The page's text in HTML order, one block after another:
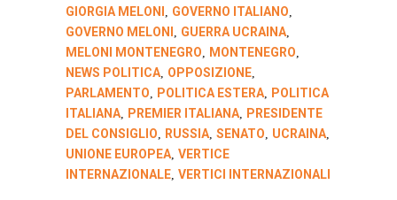
GIORGIA MELONI , GOVERNO ITALIANO,
GOVERNO MELONI , GUERRA UCRAINA,
MELONI MONTENEGRO, MONTENEGRO,
NEWS POLITICA, OPPOSIZIONE,
PARLAMENTO, POLITICA ESTERA, POLITICA
ITALIANA, PREMIER ITALIANA, PRESIDENTE
DEL CONSIGLIO, RUSSIA, SENATO, UCRAINA,
UNIONE EUROPEA, VERTICE
INTERNAZIONALE, VERTICI INTERNAZIONALI